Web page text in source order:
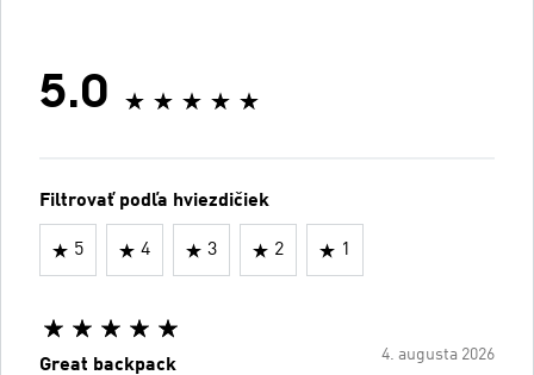
5.0
Filtrovať podľa hviezdičiek
5 4 3 2 1
4. augusta 2026
Great backpack